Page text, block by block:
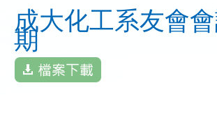
成大化工系友會
期